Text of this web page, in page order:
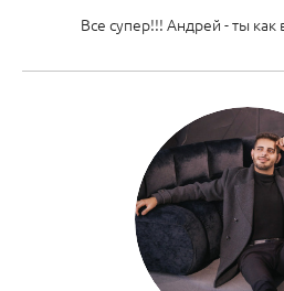
Все супер!!! Андрей - ты как